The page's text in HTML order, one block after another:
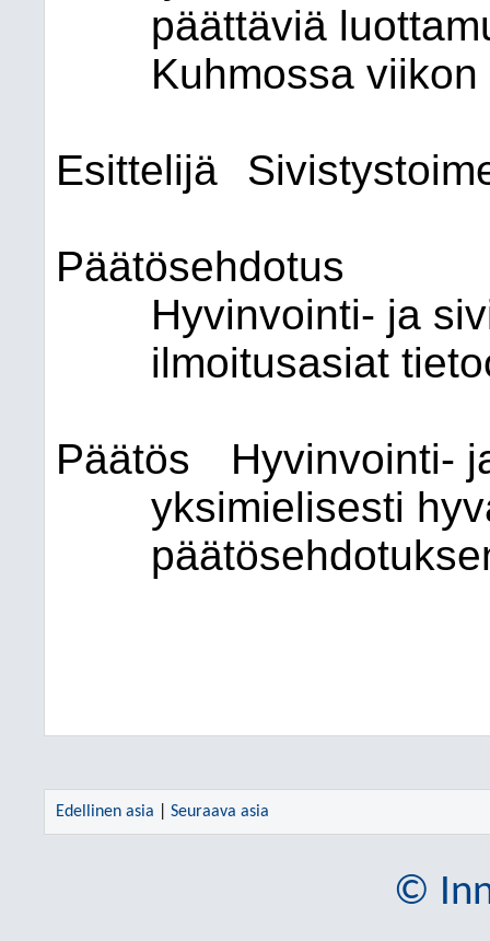
päättäviä
Kuhmossa
Esittelijä
Päätösehdotus
Hyvinvointi- ja
ilmoitusasiat
Päätös
Hyvinvointi-
yksimielisesti
Edellinen asia Seuraava asia
©